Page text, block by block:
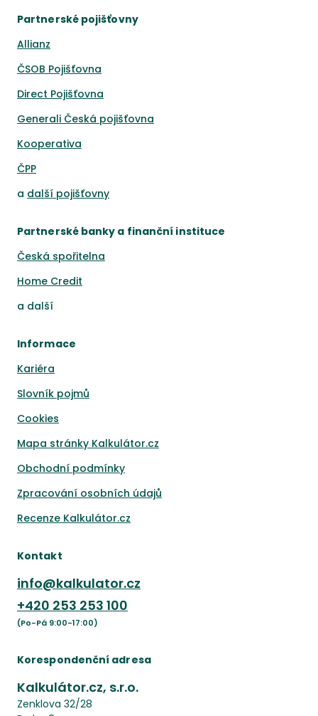
Partnerské pojišťovny
Allianz
ČSOB Pojišťovna
Direct Pojišťovna
Generali Česká pojišťovna
Kooperativa
ČPP
a další pojišťovny
Partnerské banky a finanční instituce
Česká spořitelna
Home Credit
a další
Informace
Kariéra
Slovník pojmů
Cookies
Mapa stránky Kalkulátor.cz
Obchodní podmínky
Zpracování osobních údajů
Recenze Kalkulátor.cz
Kontakt
info@kalkulator.cz
+420 253 253 100
(Po-Pá 9:00-17:00)
Korespondenční adresa
Kalkulátor.cz, s.r.o.
Zenklova 32/28